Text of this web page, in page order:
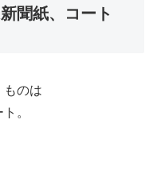
聞紙、コート
ものは
。